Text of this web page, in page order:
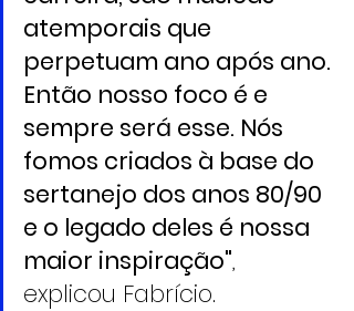
atemporais que
perpetuam ano após ano.
Então nosso foco é e
sempre será esse. Nós
fomos criados à base do
sertanejo dos anos 80/90
e o legado deles é nossa
maior inspiração",
explicou Fabrício.